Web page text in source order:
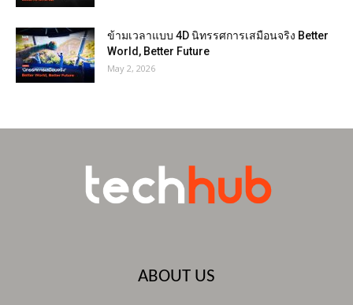
ข้ามเวลาแบบ 4D นิทรรศการเสมือนจริง Better
World, Better Future
May 2, 2026
ABOUT US